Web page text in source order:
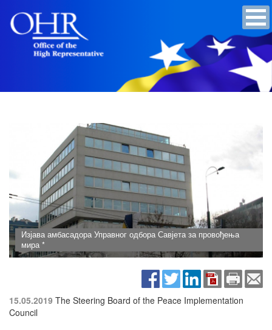
Изјава амбасадора Управног одбора Савјета за провођења
мира *
15.05.2019 The Steering Board of the Peace Implementation
Council